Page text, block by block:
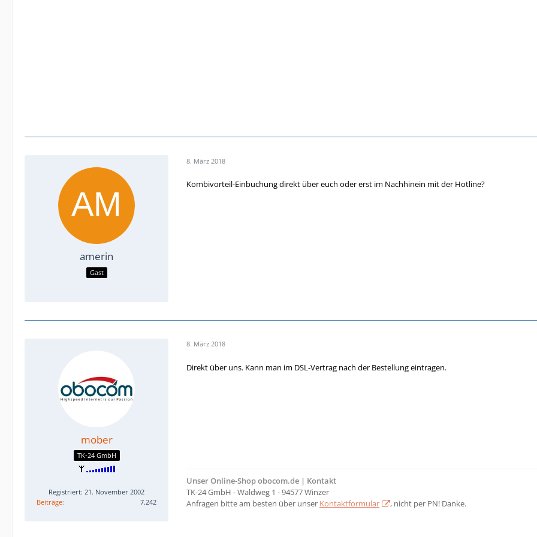
amerin
Gast
8. März 2018
Kombivorteil-Einbuchung direkt über euch oder erst im Nachhinein mit der Hotline?
mober
TK-24 GmbH
Registriert: 21. November 2002
Beiträge
7.242
8. März 2018
Direkt über uns. Kann man im DSL-Vertrag nach der Bestellung eintragen.
Unser Online-Shop obocom.de | Kontakt
TK-24 GmbH - Waldweg 1 - 94577 Winzer
Anfragen bitte am besten über unser Kontaktformular , nicht per PN! Danke.